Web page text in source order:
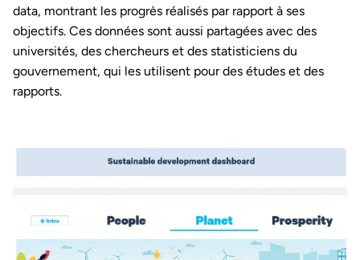
data, montrant les progrès réalisés par rapport à ses
objectifs. Ces données sont aussi partagées avec des
universités, des chercheurs et des statisticiens du
gouvernement, qui les utilisent pour des études et des
rapports.